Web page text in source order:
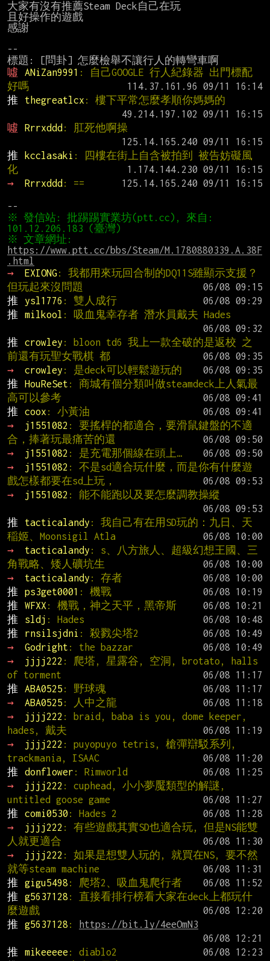
大家有沒有推薦Steam Deck自己在玩
且好操作的遊戲
感謝
--
噓
ANiZan9991 : 自己GOOGLE 行人紀錄器 出門標配
好嗎
推
thegreatlcx : 樓下平常怎麼孝順你媽媽的
噓
Rrrxddd : 肛死他啊操
推
kcclasaki : 四樓在街上自含被拍到 被告妨礙風
化
→
Rrrxddd : ==
※ 發信站: 批踢踢實業坊(ptt.cc), 來自:
https://www.ptt.cc/bbs/Steam/M.1780880339.A.38F
.html
→
EXIONG: 我都用來玩回合制的DQ11S雖顯示支援？
但玩起來沒問題
推
ysl1776 : 雙人成行
推
milkool : 吸血鬼幸存者 潛水員戴夫 Hades
推
crowley : bloon td6 我上一款全破的是返校 之
前還有玩聖女戰棋 都
→
crowley : 是deck可以輕鬆遊玩的
推
HouReSet : 商城有個分類叫做steamdeck上人氣最
高可以參考
推
coox : 小黃油
→
j1551082 : 要搖桿的都適合，要滑鼠鍵盤的不適
合，捧著玩最痛苦的還
→
j1551082 : 是充電那個線在頭上…
→
j1551082 : 不是sd適合玩什麼，而是你有什麼遊
戲怎樣都要在sd上玩，
→
j1551082 : 能不能跑以及要怎麼調教操縱
推
tacticalandy : 我自己有在用SD玩的：九日、天
稲姬、Moonsigil Atla
→
tacticalandy : s、八方旅人、超級幻想王國、三
角戰略、矮人礦坑生
→
tacticalandy : 存者
推
ps3get0001 : 機戰
推
WFXX : 機戰，神之天平，黑帝斯
推
sldj : Hades
推
rnsilsjdni : 殺戮尖塔2
→
Godright : the bazzar
→
jjjj222 : 爬塔, 星露谷, 空洞, brotato, halls
of torment
推
ABA0525 : 野球魂
→
ABA0525 : 人中之龍
→
jjjj222 : braid, baba is you, dome keeper,
hades, 戴夫
→
jjjj222 : puyopuyo tetris, 槍彈辯駁系列,
trackmania, ISAAC
推
donflower : Rimworld
→
jjjj222 : cuphead, 小小夢魘類型的解謎,
untitled goose game
推
comi0530 : Hades 2
→
jjjj222 : 有些遊戲其實SD也適合玩, 但是NS能雙
人就更適合
→
jjjj222 : 如果是想雙人玩的, 就買在NS, 要不然
就等steam machine
推
gigu5498 : 爬塔2、吸血鬼爬行者
推
g5637128 : 直接看排行榜看大家在deck上都玩什
麼遊戲
推
g5637128 :
https://bit.ly/4eeOmN3
推
mikeeeee : diablo2